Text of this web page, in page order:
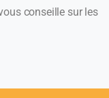
conseille sur les